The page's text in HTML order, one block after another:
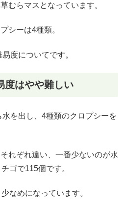
むらマスとなっています。
シーは4種類。
度についてです。
度はやや難しい
を出し、4種類のクロプシーを
れぞれ違い、一番少ないのが水
ゴで115個です。
なめになっています。